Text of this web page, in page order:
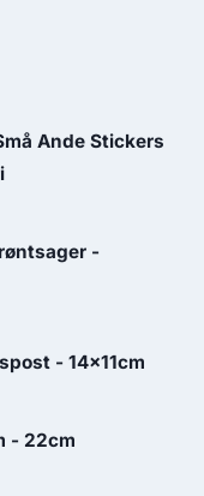
Ande Stickers
-
- 14x11cm
- 22cm